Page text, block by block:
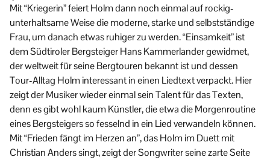
Mit “Kriegerin” feiert Holm dann noch einmal auf rockig-
unterhaltsame Weise die moderne, starke und selbstständige
Frau, um danach etwas ruhiger zu werden. “Einsamkeit” ist
dem Südtiroler Bergsteiger Hans Kammerlander gewidmet,
der weltweit für seine Bergtouren bekannt ist und dessen
Tour-Alltag Holm interessant in einen Liedtext verpackt. Hier
zeigt der Musiker wieder einmal sein Talent für das Texten,
denn es gibt wohl kaum Künstler, die etwa die Morgenroutine
eines Bergsteigers so fesselnd in ein Lied verwandeln können.
Mit “Frieden fängt im Herzen an”, das Holm im Duett mit
Christian Anders singt, zeigt der Songwriter seine zarte Seite